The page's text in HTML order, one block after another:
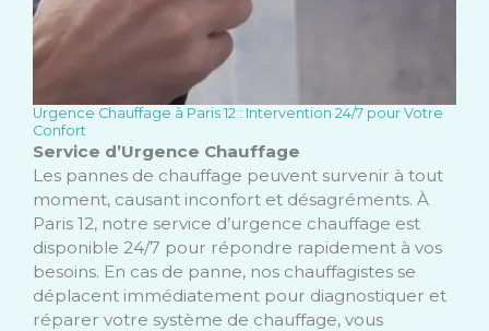
Urgence Chauffage à Paris 12 : Intervention 24/7 pour Votre
Confort
Service d’Urgence Chauffage
Les pannes de chauffage peuvent survenir à tout
moment, causant inconfort et désagréments. À
Paris 12, notre service d’urgence chauffage est
disponible 24/7 pour répondre rapidement à vos
besoins. En cas de panne, nos chauffagistes se
déplacent immédiatement pour diagnostiquer et
réparer votre système de chauffage, vous